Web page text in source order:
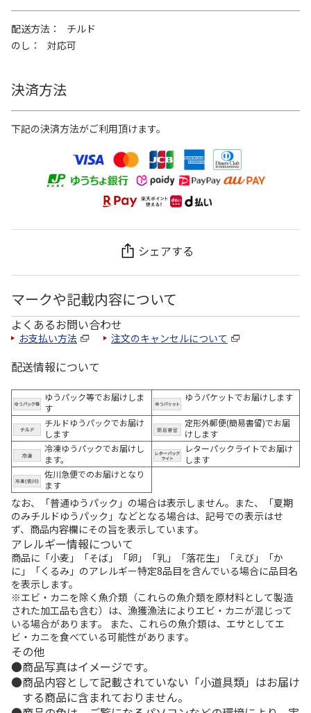
配送方法
チルド
のし
対応可
決済方法
下記の決済方法がご利用頂けます。
シェアする
マークや記載内容について
よくあるお問い合わせ
お支払い方法 注文のキャンセルについて
配送情報について
ゆうパック等でお届けしま
す
ゆうパケットでお届けします
チルドゆうパックでお届け
します
定形外郵便(簡易書留)でお届
けします
冷凍ゆうパックでお届けし
ます。
レターパックライトでお届け
します
佐川急便でのお届けとなり
ます
なお、「普通ゆうパック」の場合は表示しません。また、「夏期
のみチルドゆうパック」などとなる場合は、記号での表示はせ
ず、商品内容欄にその旨を表示しています。
アレルギー情報について
商品に「小麦」「そば」「卵」「乳」「落花生」「えび」「か
に」「くるみ」のアレルギー特定8品目を含んでいる場合に品目名
を表示します。
※エビ・カニを除く魚介類（これらの魚介類を原材料として製造
された加工品も含む）は、漁獲漁法によりエビ・カニが混じって
いる場合があります。 また、これらの魚介類は、エサとしてエ
ビ・カニを食べている可能性があります。
その他
商品写真はイメージです。
商品内容として記載されていない「小道具類」はお届け
する商品に含まれておりません。